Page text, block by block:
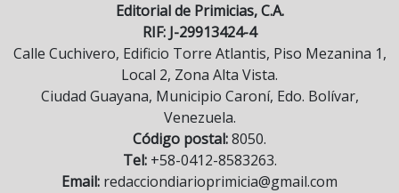
Editorial de Primicias, C.A.
RIF: J-29913424-4
Calle Cuchivero, Edificio Torre Atlantis, Piso Mezanina 1,
Local 2, Zona Alta Vista.
Ciudad Guayana, Municipio Caroní, Edo. Bolívar,
Venezuela.
Código postal:8050.
Tel:+58-0412-8583263.
Email: redacciondiarioprimicia@gmail.com